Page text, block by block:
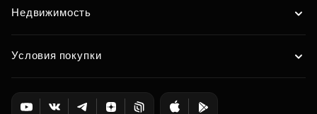
Недвижимость
Условия покупки